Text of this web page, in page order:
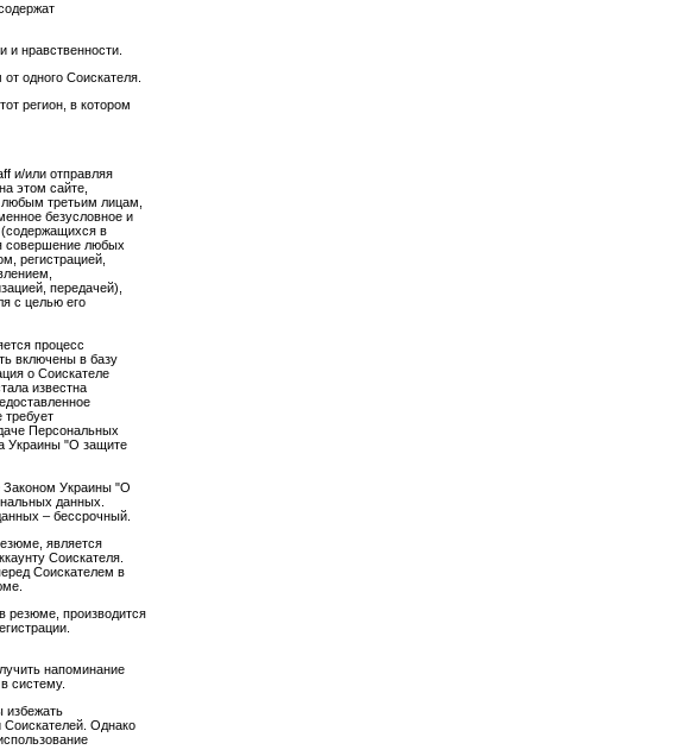
нравственности.
одного Соискателя.
регион, в котором
и/или отправляя
этом сайте,
любым третьим лицам,
безусловное и
щихся в
совершение любых
регистрацией,
передачей),
с целью его
процесс
включены в базу
о Соискателе
известна
ное
Персональных
Украины "О защите
Законом Украины "О
данных
– бессрочный.
является
Соискателя.
Соискателем в
резюме, производится
напоминание
систему.
избежать
Соискателей. Однако